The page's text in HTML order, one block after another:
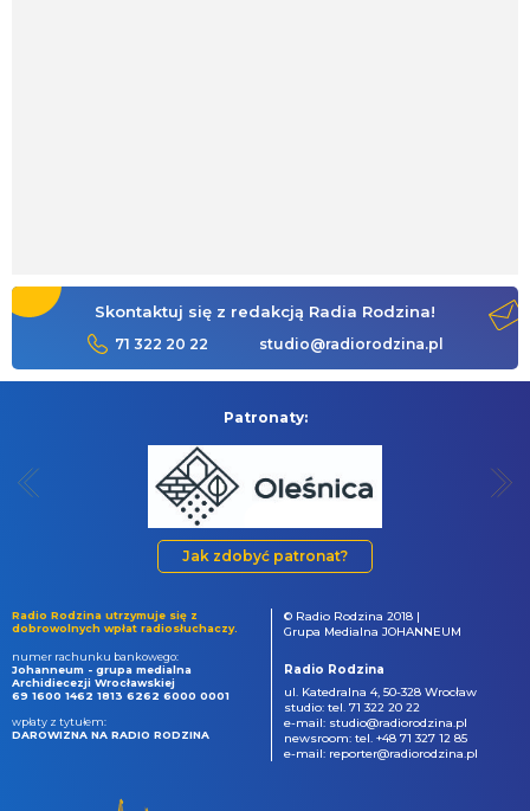
Skontaktuj się z redakcją Radia Rodzina!
71 322 20 22 studio@radiorodzina.pl
Patronaty:
Jak zdobyć patronat?
Radio Rodzina utrzymuje się z
dobrowolnych wpłat radiosłuchaczy.
numer rachunku bankowego:
Johanneum - grupa medialna
Archidiecezji Wrocławskiej
69 1600 1462 1813 6262 6000 0001
wpłaty z tytułem:
DAROWIZNA NA RADIO RODZINA
© Radio Rodzina 2018 |
Grupa Medialna JOHANNEUM
Radio Rodzina
ul. Katedralna 4, 50-328 Wrocław
studio: tel. 71 322 20 22
e-mail: studio@radiorodzina.pl
newsroom: tel. +48 71 327 12 85
e-mail: reporter@radiorodzina.pl